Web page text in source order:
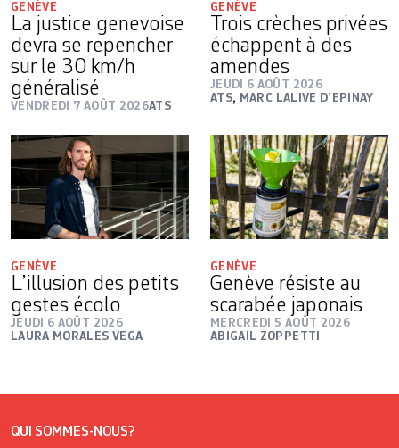
GENÈVE
La justice genevoise
devra se repencher
sur le 30 km/h
généralisé
VENDREDI 7 AOÛT 2026ATS
GENÈVE
Trois crèches privées
échappent à des
amendes
JEUDI 6 AOÛT 2026
ATS, MARC LALIVE D’EPINAY
GENÈVE
L’illusion des petits
gestes écolo
JEUDI 6 AOÛT 2026
LAURA MORALES VEGA
GENÈVE
Genève résiste au
scarabée japonais
MERCREDI 5 AOÛT 2026
ABIGAIL ZOPPETTI
QUI SOMMES-NOUS?